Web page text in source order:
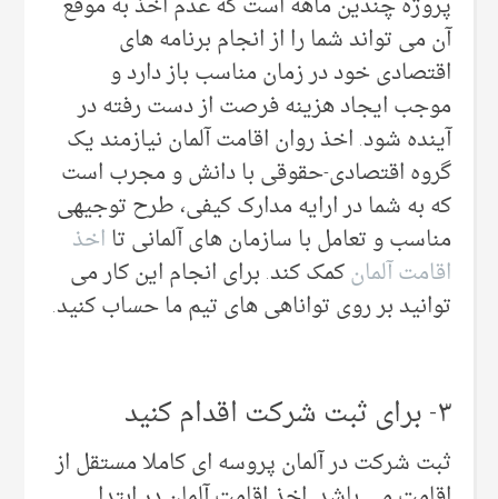
آن می تواند شما را از انجام برنامه های
اقتصادی خود در زمان مناسب باز دارد و
موجب ایجاد هزینه فرصت از دست رفته در
آینده شود. اخذ روان اقامت آلمان نیازمند یک
گروه اقتصادی-حقوقی با دانش و مجرب است
که به شما در ارایه مدارک کیفی، طرح توجیهی
مناسب و تعامل با سازمان های آلمانی تااخذ
اقامت آلمانکمک کند. برای انجام این کار می
توانید بر روی تواناهی های تیم ما حساب کنید.
۳- برای ثبت شرکت اقدام کنید
ثبت شرکت در آلمان پروسه ای کاملا مستقل از